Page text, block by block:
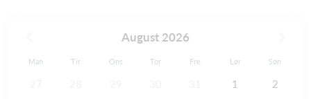
August 2026
Man Tir Ons Tor Fre Lør Søn
1 2